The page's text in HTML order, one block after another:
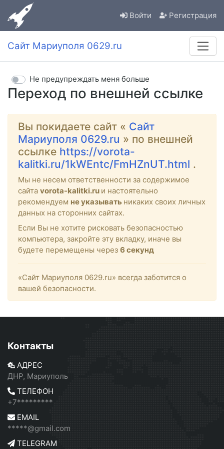
Войти Регистрация
Сайт Мариуполя 0629.ru
Переход по внешней ссылке
Не предупреждать меня больше
Вы покидаете сайт « Сайт
Мариуполя 0629.ru » по внешней
ссылке https://vorota-
kalitki.ru/1kWEntc/FmHZnUT.html .
Мы не несем ответственности за содержимое
сайта vorota-kalitki.ru и настоятельно
рекомендуем не указывать никаких своих личных
данных на сторонних сайтах.
Если Вы не хотите рисковать безопасностью
компьютера, закройте эту вкладку, иначе вы
будете перемещены через 6 секунд
«Сайт Мариуполя 0629.ru» всегда заботится о
вашей безопасности.
Контакты
АДРЕС
ДНР, Мариуполь
ТЕЛЕФОН
+7*********
EMAIL
*****@gmail.com
TELEGRAM